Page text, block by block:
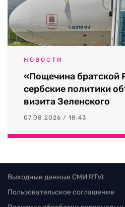
НОВОСТИ
«Пощечина братской
сербские политики
визита Зеленского
07.08.2026 / 18:43
Выходные данные СМИ RTVI
Пользовательское соглашение